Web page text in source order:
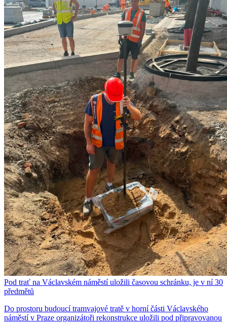
Pod trať na Václavském náměstí uložili časovou schránku, je v ní 30
předmětů
Do prostoru budoucí tramvajové tratě v horní části Václavského
náměstí v Praze organizátoři rekonstrukce uložili pod připravovanou